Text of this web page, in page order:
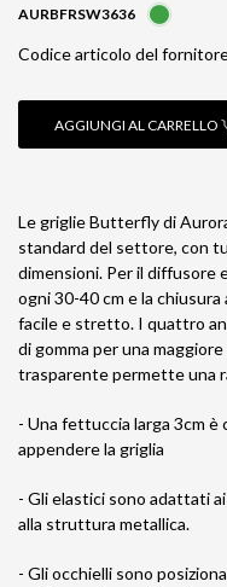
AURBFRSW3636
Codice articolo del
AGGIUNGI AL CARRELLO
Le griglie Butterfly di
standard del settore, con
dimensioni. Per il diffusore
ogni 30-40 cm e la
facile e stretto. I quattro
di gomma per una
trasparente permette una
- Una fettuccia larga 3cm
appendere la griglia
- Gli elastici sono adattati
alla struttura metallica.
- Gli occhielli sono